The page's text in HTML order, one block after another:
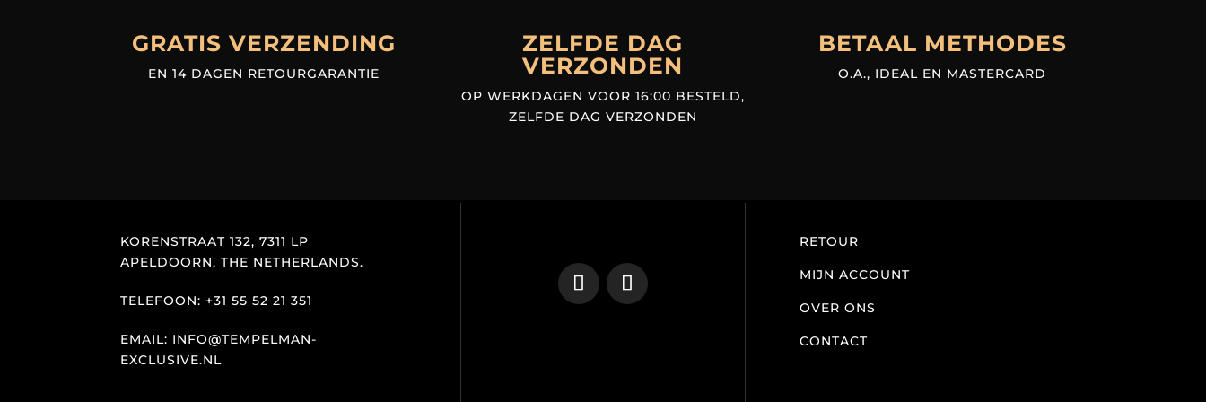
GRATIS VERZENDING
EN 14 DAGEN RETOURGARANTIE
ZELFDE DAG
VERZONDEN
OP WERKDAGEN VOOR 16:00 BESTELD,
ZELFDE DAG VERZONDEN
BETAAL METHODES
O.A., IDEAL EN MASTERCARD
KORENSTRAAT 132, 7311 LP
APELDOORN, THE NETHERLANDS.
TELEFOON: +31 55 52 21 351
EMAIL: INFO@TEMPELMAN-
EXCLUSIVE.NL
RETOUR
MIJN ACCOUNT
OVER ONS
CONTACT